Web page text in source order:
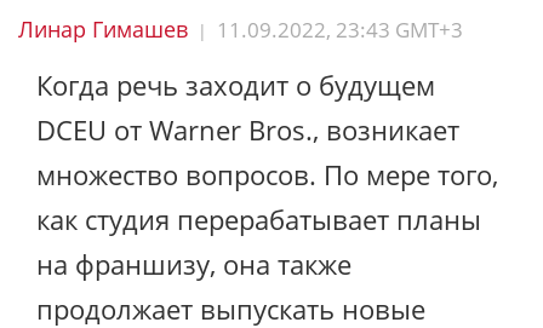
Линар Гимашев | 11.09.2022, 23:43 GMT+3
Когда речь заходит о будущем
DCEU от Warner Bros., возникает
множество вопросов. По мере того,
как студия перерабатывает планы
на франшизу, она также
продолжает выпускать новые